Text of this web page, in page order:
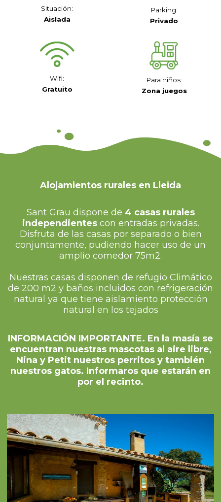
Situación:
Aislada
Wifi:
Gratuito
Parking:
Privado
Para niños:
Zona juegos
Alojamientos rurales en Lleida
Sant Grau dispone de 4 casas rurales
independientescon entradas privadas.
Disfruta de las casas por separado o bien
conjuntamente, pudiendo hacer uso de un
amplio comedor 75m2.
Nuestras casas disponen de refugio Climático
de 200 m2 y baños incluidos con refrigeración
natural ya que tiene aislamiento protección
natural en los tejados
INFORMACIÓN IMPORTANTE. En la masía se
encuentran nuestras mascotas al aire libre,
Nina y Petit nuestros perritos y también
nuestros gatos. Informaros que estarán en
por el recinto.